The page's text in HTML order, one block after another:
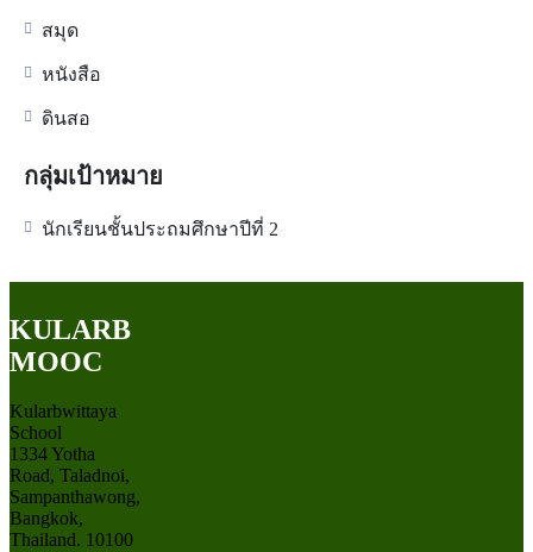
สมุด
หนังสือ
ดินสอ
กลุ่มเป้าหมาย
นักเรียนชั้นประถมศึกษาปีที่ 2
KULARB
MOOC
Kularbwittaya
School
1334 Yotha
Road, Taladnoi,
Sampanthawong,
Bangkok,
Thailand. 10100